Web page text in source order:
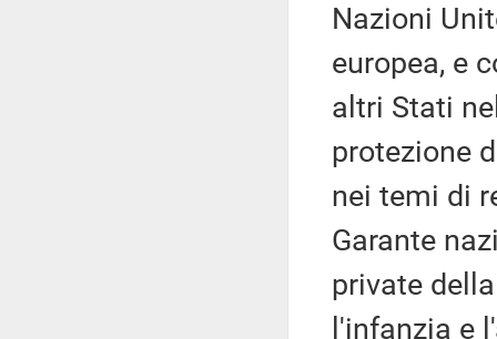
Nazioni
europea, e
altri Stati
protezione
nei temi di
Garante
private
l'infanzia e